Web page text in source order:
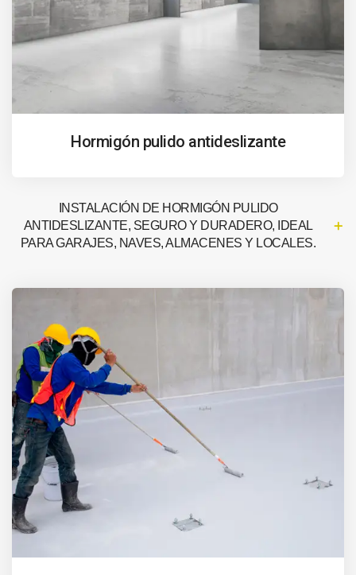
Hormigón pulido antideslizante
INSTALACIÓN DE HORMIGÓN PULIDO
ANTIDESLIZANTE, SEGURO Y DURADERO, IDEAL
PARA GARAJES, NAVES, ALMACENES Y LOCALES.